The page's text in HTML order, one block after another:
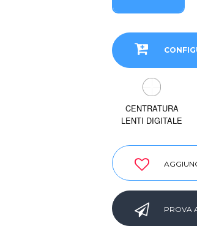
CENTRATURA
LENTI DIGITALE
PROVA